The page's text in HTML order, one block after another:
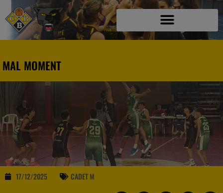
MAL MOMENT
17/12/2025 CADET M